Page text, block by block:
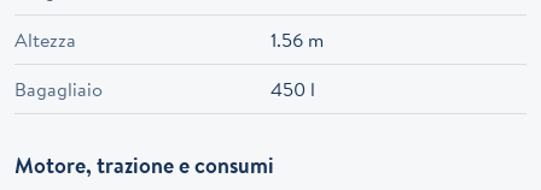
Altezza
1.56 m
Bagagliaio
450 l
Motore, trazione e consumi